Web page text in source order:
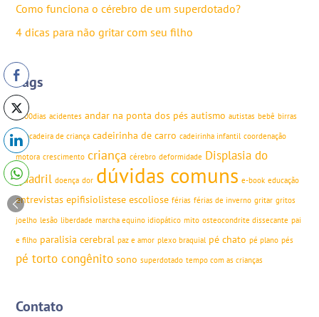
Como funciona o cérebro de um superdotado?
4 dicas para não gritar com seu filho
Tags
1000dias acidentes andar na ponta dos pés autismo autistas bebê birras
brincadeira de criança cadeirinha de carro cadeirinha infantil coordenação
motora crescimento criança cérebro deformidade Displasia do
quadril doença dor dúvidas comuns e-book educação
entrevistas epifisiolistese escoliose férias férias de inverno gritar gritos
joelho lesão liberdade marcha equino idiopático mito osteocondrite dissecante pai
e filho paralisia cerebral paz e amor plexo braquial pé chato pé plano pés
pé torto congênito sono superdotado tempo com as crianças
Contato